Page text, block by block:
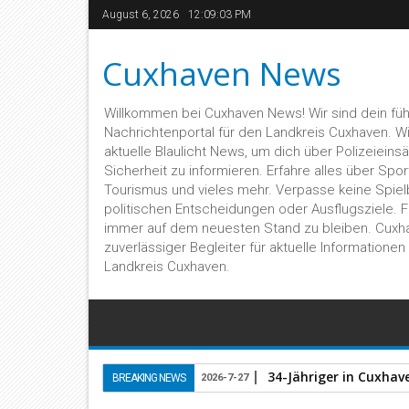
August 6, 2026 12:09:03 PM
Cuxhaven News
Willkommen bei Cuxhaven News! Wir sind dein
Nachrichtenportal für den Landkreis Cuxhaven.
aktuelle Blaulicht News, um dich über
Sicherheit zu informieren. Erfahre alles über
Tourismus und vieles mehr. Verpasse keine
politischen Entscheidungen oder Ausflugsziele.
immer auf dem neuesten Stand zu bleiben.
zuverlässiger Begleiter für aktuelle Informationen
Landkreis Cuxhaven.
BREAKING NEWS 34-Jähriger in
2026-7-27